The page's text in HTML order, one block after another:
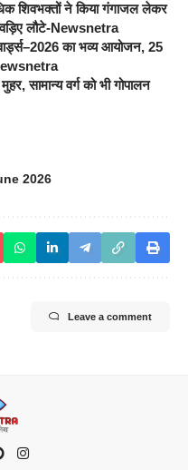
शिवभक्तों ने किया गंगाजल लेकर
लौटे-Newsnetra
का भव्य आयोजन, 25
सामान्य वर्ग को भी गोपालन
2026
Leave a comment